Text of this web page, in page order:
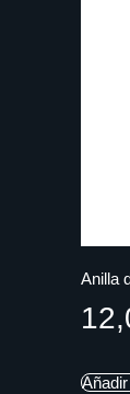
Anilla